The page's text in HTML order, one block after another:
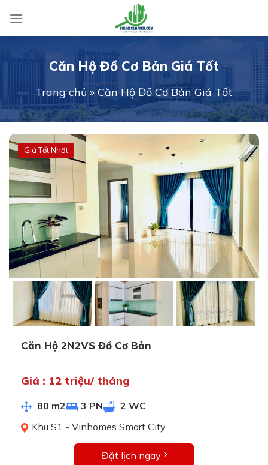
content
Căn Hộ Đồ Cơ Bản Giá Tốt
Trang chủ » Căn Hộ Đồ Cơ Bản Giá Tốt
Giá Tốt Nhất
Căn Hộ 2N2VS Đồ Cơ Bản
Giá : 12 triệu/ tháng
80 m2 3 PN
2 WC
Khu S1 - Vinhomes Smart City
Đặt lịch ngay